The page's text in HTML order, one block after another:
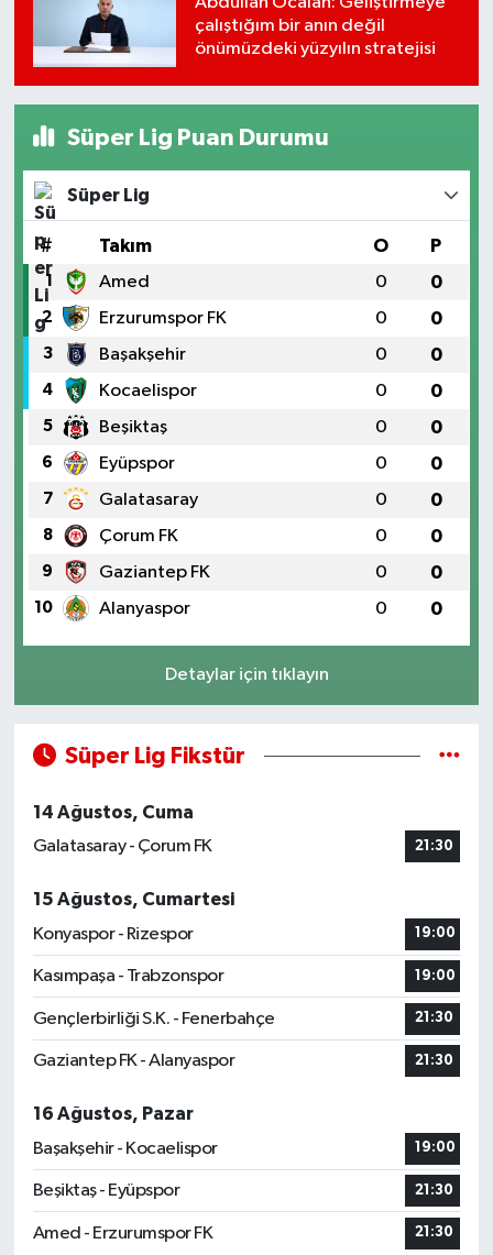
çalıştığım bir anın değil
önümüzdeki yüzyılın stratejisi
Süper Lig Puan Durumu
Süper Lig
# Takım O P
1 Amed 0 0
2 Erzurumspor FK 0 0
3 Başakşehir 0 0
4 Kocaelispor 0 0
5 Beşiktaş 0 0
6 Eyüpspor 0 0
7 Galatasaray 0 0
8 Çorum FK 0 0
9 Gaziantep FK 0 0
10 Alanyaspor 0 0
Detaylar için tıklayın
Süper Lig Fikstür
14 Ağustos, Cuma
Galatasaray - Çorum FK
21:30
15 Ağustos, Cumartesi
Konyaspor - Rizespor
19:00
Kasımpaşa - Trabzonspor 19:00
Gençlerbirliği S.K. - Fenerbahçe 21:30
Gaziantep FK - Alanyaspor 21:30
16 Ağustos, Pazar
Başakşehir - Kocaelispor
19:00
Beşiktaş - Eyüpspor 21:30
Amed - Erzurumspor FK 21:30